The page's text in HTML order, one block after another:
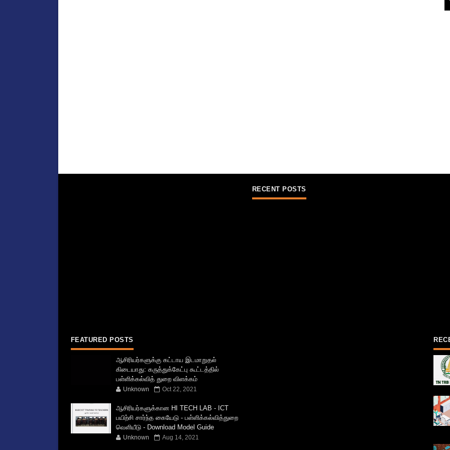
FEATURED POSTS
ஆசிரியர்களுக்கு கட்டாய இடமாறுதல்
கிடையாது: கருத்துக்கேட்பு கூட்டத்தில்
பள்ளிக்கல்வித் துறை விளக்கம்
Unknown Oct 22, 2021
ஆசிரியர்களுக்கான HI TECH LAB - ICT
பயிற்சி சார்ந்த கையேடு - பள்ளிக்கல்வித்துறை
வெளியீடு - Download Model Guide
Unknown Aug 14, 2021
RECENT POSTS